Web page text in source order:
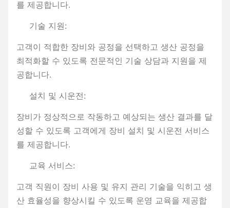
를 제공합니다.
기술 지원:
고객이 적합한 장비와 공정을 선택하고 생산 공정을
최적화할 수 있도록 전문적인 기술 상담과 지원을 제
공합니다.
설치 및 시운전:
장비가 정상적으로 작동하고 예상되는 생산 결과를 달
성할 수 있도록 고객에게 장비 설치 및 시운전 서비스
를 제공합니다.
교육 서비스:
고객 직원이 장비 사용 및 유지 관리 기술을 익히고 생
산 효율성을 향상시킬 수 있도록 운영 교육을 제공합